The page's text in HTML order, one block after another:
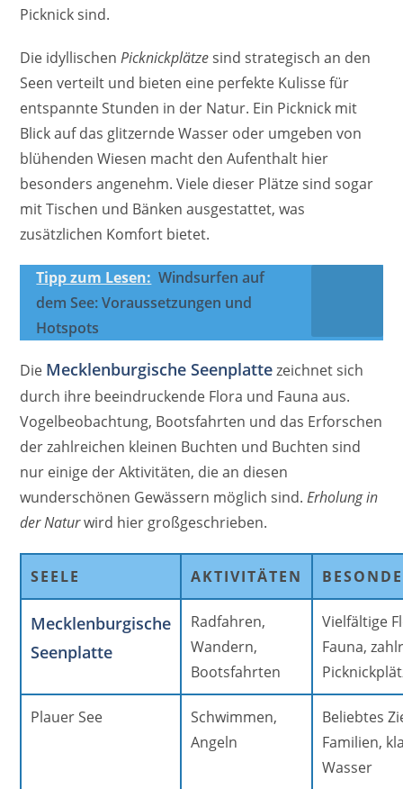
Picknick sind.
Die idyllischenPicknickplätzesind strategisch an den
Seen verteilt und bieten eine perfekte Kulisse für
entspannte Stunden in der Natur. Ein Picknick mit
Blick auf das glitzernde Wasser oder umgeben von
blühenden Wiesen macht den Aufenthalt hier
besonders angenehm. Viele dieser Plätze sind sogar
mit Tischen und Bänken ausgestattet, was
zusätzlichen Komfort bietet.
Tipp zum Lesen: Windsurfen auf
dem See: Voraussetzungen und
Hotspots
Die Mecklenburgische Seenplattezeichnet sich
durch ihre beeindruckende Flora und Fauna aus.
Vogelbeobachtung, Bootsfahrten und das Erforschen
der zahlreichen kleinen Buchten und Buchten sind
nur einige der Aktivitäten, die an diesen
wunderschönen Gewässern möglich sind.Erholung in
der Naturwird hier großgeschrieben.
SEELE AKTIVITÄTEN
Mecklenburgische
Seenplatte
Radfahren,
Wandern,
Bootsfahrten
Vielfältige
Fauna,
Plauer See
Schwimmen,
Angeln
Beliebtes
Familien,
Wasser